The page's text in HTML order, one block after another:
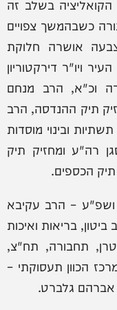
בשלב זה
כשבהמשך צפויים
אושרה חלוקת
ויו"ר דירקטוריון
וכ"א, הרב מנחם
תיק ההנדסה, הרב
ובינוי מוסדות
רה"ע ומחזיק תיק
הכספים.
– הרב עקיבא
בריאות ואיכות
תחבורה, תח"צ,
הכוון תעסוקתי –
אברהם גלברט.